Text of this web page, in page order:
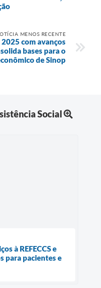
MENOS RECENTE
2025 com avanços
bases para o
de Sinop
Social
à REFECCS e
para pacientes e